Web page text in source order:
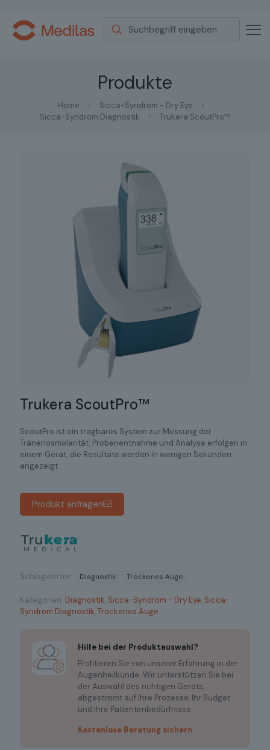
Produkte
Home
Sicca-Syndrom - Dry Eye
Sicca-Syndrom Diagnostik
Trukera ScoutPro™
Trukera ScoutPro™
ScoutPro ist ein tragbares System zur Messung der
Tränenosmolarität. Probenentnahme und Analyse erfolgen in
einem Gerät, die Resultate werden in wenigen Sekunden
angezeigt.
Produkt anfragen
Schlagwörter: Diagnostik Trockenes Auge
Kategorien: Diagnostik, Sicca-Syndrom - Dry Eye, Sicca-
Syndrom Diagnostik,Trockenes Auge
Hilfe bei der Produktauswahl?
Profitieren Sie von unserer Erfahrung in der
Augenheilkunde: Wir unterstützen Sie bei
der Auswahl des richtigen Geräts,
abgestimmt auf Ihre Prozesse, Ihr Budget
und Ihre Patientenbedürfnisse.
Kostenlose Beratung sichern